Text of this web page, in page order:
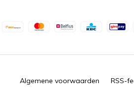
Algemene voorwaarden RSS-